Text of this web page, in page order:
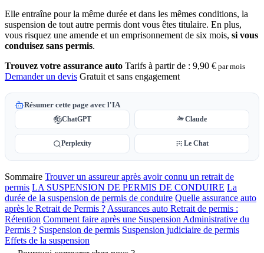
Elle entraîne pour la même durée et dans les mêmes conditions, la
suspension de tout autre permis dont vous êtes titulaire. En plus,
vous risquez une amende et un emprisonnement de six mois, si vous
conduisez sans permis.
Trouvez votre assurance auto Tarifs à partir de : 9,90 € par mois
Demander un devis Gratuit et sans engagement
Résumer cette page avec l'IA
ChatGPT Claude
Perplexity Le Chat
Sommaire Trouver un assureur après avoir connu un retrait de
permis LA SUSPENSION DE PERMIS DE CONDUIRE La
durée de la suspension de permis de conduire Quelle assurance auto
après le Retrait de Permis ? Assurances auto Retrait de permis :
Rétention Comment faire après une Suspension Administrative du
Permis ? Suspension de permis Suspension judiciaire de permis
Effets de la suspension